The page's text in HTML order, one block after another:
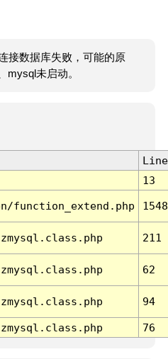
接数据库失败，可能的原
mysql未启动。
Line
13
function_extend.php 1548
211
62
94
76